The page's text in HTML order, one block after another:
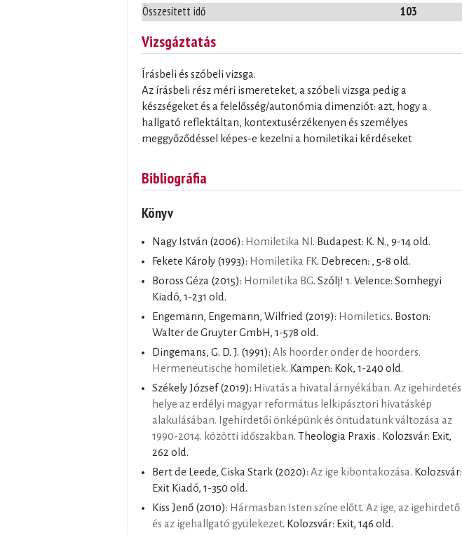
Összesített idő 103
Vizsgáztatás
Írásbeli és szóbeli vizsga.
Az írásbeli rész méri ismereteket, a szóbeli vizsga pedig a
készségeket és a felelősség/autonómia dimenziót: azt, hogy a
hallgató reflektáltan, kontextusérzékenyen és személyes
meggyőződéssel képes-e kezelni a homiletikai kérdéseket
Bibliográfia
Könyv
Nagy István (2006): Homiletika NI . Budapest: K. N., 9-14 old.
Fekete Károly (1993): Homiletika FK. Debrecen: , 5-8 old.
Boross Géza (2015): Homiletika BG. Szólj! 1. Velence: Somhegyi
Kiadó, 1-231 old.
Engemann, Engemann, Wilfried (2019): Homiletics. Boston:
Walter de Gruyter GmbH, 1-578 old.
Dingemans, G. D. J. (1991): Als hoorder onder de hoorders.
Hermeneutische homiletiek. Kampen: Kok, 1-240 old.
Székely József (2019): Hivatás a hivatal árnyékában. Az igehirdetés
helye az erdélyi magyar református lelkipásztori hivatáskép
alakulásában. Igehirdetői önképünk és öntudatunk változása az
1990-2014. közötti időszakban. Theologia Praxis . Kolozsvár: Exit,
262 old.
Bert de Leede, Ciska Stark (2020): Az ige kibontakozása. Kolozsvár:
Exit Kiadó, 1-350 old.
Kiss Jenő (2010): Hármasban Isten színe előtt. Az ige, az igehirdető
és az igehallgató gyülekezet. Kolozsvár: Exit, 146 old.